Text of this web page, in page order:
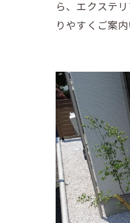
ら、エクステ
りやすくご案内